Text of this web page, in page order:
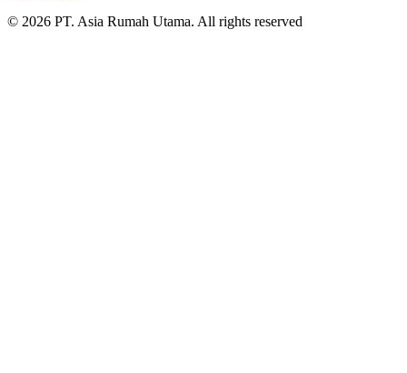
© 2026 PT. Asia Rumah Utama. All rights reserved